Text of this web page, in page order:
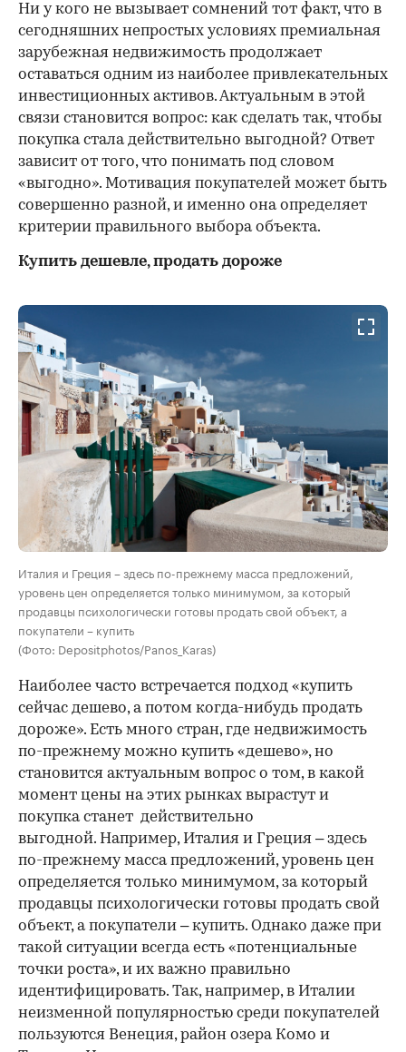
Ни у кого не вызывает сомнений тот факт, что в
сегодняшних непростых условиях премиальная
зарубежная недвижимость продолжает
оставаться одним из наиболее привлекательных
инвестиционных активов. Актуальным в этой
связи становится вопрос: как сделать так, чтобы
покупка стала действительно выгодной? Ответ
зависит от того, что понимать под словом
«выгодно». Мотивация покупателей может быть
совершенно разной, и именно она определяет
критерии правильного выбора объекта.
Купить дешевле, продать дороже
Италия и Греция – здесь по-прежнему масса предложений,
уровень цен определяется только минимумом, за который
продавцы психологически готовы продать свой объект, а
покупатели – купить
(Фото: Depositphotos/Panos_Karas)
Наиболее часто встречается подход «купить
сейчас дешево, а потом когда-нибудь продать
дороже». Есть много стран, где недвижимость
по-прежнему можно купить «дешево», но
становится актуальным вопрос о том, в какой
момент цены на этих рынках вырастут и
покупка станет действительно
выгодной. Например, Италия и Греция – здесь
по-прежнему масса предложений, уровень цен
определяется только минимумом, за который
продавцы психологически готовы продать свой
объект, а покупатели – купить. Однако даже при
такой ситуации всегда есть «потенциальные
точки роста», и их важно правильно
идентифицировать. Так, например, в Италии
неизменной популярностью среди покупателей
пользуются Венеция, район озера Комо и